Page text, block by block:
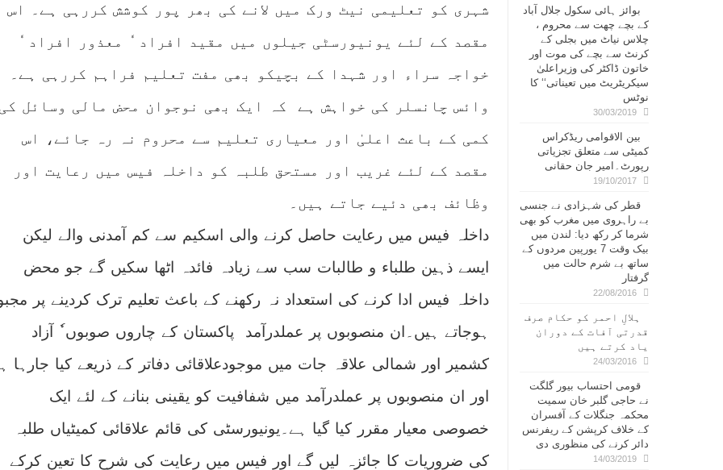
شہری کو تعلیمی نیٹ ورک میں لانے کی بھر پور کوشش کررہی ہے۔ اس
مقصد کے لئے یونیورسٹی جیلوں میں مقید افراد ٗ معذور افراد ٗ
خواجہ سراء اور شہدا کے بچیکو بھی مفت تعلیم فراہم کررہی ہے۔
وائس چانسلر کی خواہش ہے کہ ایک بھی نوجوان محض مالی وسائل کی
کمی کے باعث اعلیٰ اور معیاری تعلیم سے محروم نہ رہ جائے، اس
مقصد کے لئے غریب اور مستحق طلبہ کو داخلہ فیس میں رعایت اور
وظائف بھی دئیے جاتے ہیں۔
داخلہ فیس میں رعایت حاصل کرنے والی اسکیم سے کم آمدنی والے لیکن
ایسے ذہین طلباء و طالبات سب سے زیادہ فائدہ اٹھا سکیں گے جو محض
داخلہ فیس ادا کرنے کی استعداد نہ رکھنے کے باعث تعلیم ترک کردینے پر
ہوجاتے ہیں۔ان منصوبوں پر عملدرآمد پاکستان کے چاروں صوبوں ٗ آزاد
کشمیر اور شمالی علاقہ جات میں موجودعلاقائی دفاتر کے ذریعے کیا جارہا
اور ان منصوبوں پر عملدرآمد میں شفافیت کو یقینی بنانے کے لئے ایک
خصوصی معیار مقرر کیا گیا ہے۔یونیورسٹی کی قائم علاقائی کمیٹیاں طلبہ
کی ضروریات کا جائزہ لیں گے اور فیس میں رعایت کی شرح کا تعین کرکے
بوائز ہائی سکول جلال آباد
کے بچے چھت سے محروم ،
چلاس نیاٹ میں بجلی کے
کرنٹ سے بچے کی موت اور
خاتون ڈاکٹر کی وزیراعلیٰ
سیکریٹریٹ میں تعیناتی‘‘ کا
نوٹس
30/03/2019
بین الاقوامی ریڈکراس
کمیٹی سے متعلق تجزیاتی
رپورٹ۔امیر جان حقانی
19/10/2017
قطر کی شہزادی نے جنسی
بے راہروی میں مغرب کو بھی
شرما کر رکھ دیا: لندن میں
بیک وقت 7 یورپین مردوں کے
ساتھ بے شرم حالت میں
گرفتار
22/08/2016
ہلالِ احمر کو حکام صرف
قدرتی آفات کے دوران
یاد کرتے ہیں
24/03/2016
قومی احتساب بیور گلگت
نے حاجی گلبر خان سمیت
محکمہ جنگلات کے آفسران
کے خلاف کرپشن کے ریفرنس
دائر کرنے کی منظوری دی
14/03/2019